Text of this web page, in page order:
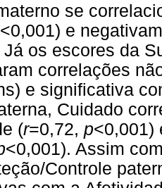
se
<0,001) e
Já os escores da
correlações
e significativa
Cuidado
(r=0,72, p<0,001)
<0,001). Assim
Controle